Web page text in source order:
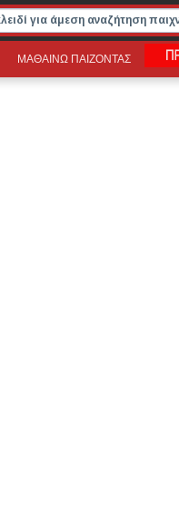
ΜΑΘΑΙΝΩ ΠΑΙΖΟΝΤΑΣ